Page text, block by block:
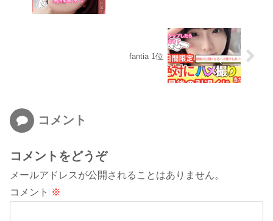
fantia 1位
コメント
コメントをどうぞ
メールアドレスが公開されることはありません。
コメント ※